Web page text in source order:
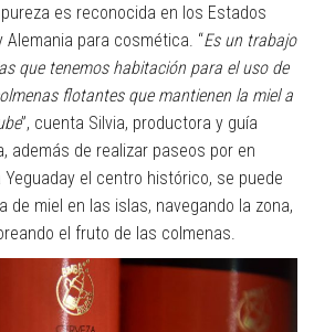
es reconocida en los Estados
Alemania para cosmética. “Es un trabajo
que tenemos habitación para el uso de
flotantes que mantienen la miel a
”, cuenta Silvia, productora y guía
además de realizar paseos por en
el centro histórico, se puede
de miel en las islas, navegando la zona,
el fruto de las colmenas.